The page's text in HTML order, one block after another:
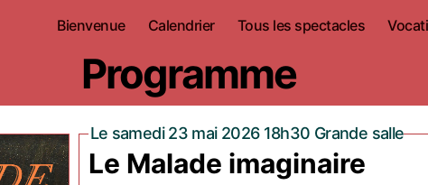
Bienvenue Calendrier Tous les spectacles
Programme
Le samedi 23 mai 2026 18h30 Grande salle
Le Malade imaginaire